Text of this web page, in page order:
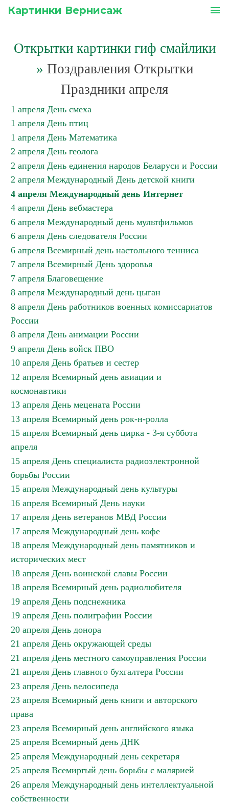
Картинки Вернисаж menu
Открытки картинки гиф смайлики
» Поздравления Открытки
Праздники апреля
1 апреля День смеха
1 апреля День птиц
1 апреля День Математика
2 апреля День геолога
2 апреля День единения народов Беларуси и России
2 апреля Международный День детской книги
4 апреля Международный день Интернет
4 апреля День вебмастера
6 апреля Международный день мультфильмов
6 апреля День следователя России
6 апреля Всемирный день настольного тенниса
7 апреля Всемирный День здоровья
7 апреля Благовещение
8 апреля Международный день цыган
8 апреля День работников военных комиссариатов
России
8 апреля День анимации России
9 апреля День войск ПВО
10 апреля День братьев и сестер
12 апреля Всемирный день авиации и
космонавтики
13 апреля День мецената России
13 апреля Всемирный день рок-н-ролла
15 апреля Всемирный день цирка - 3-я суббота
апреля
15 апреля День специалиста радиоэлектронной
борьбы России
15 апреля Международный день культуры
16 апреля Всемирный День науки
17 апреля День ветеранов МВД России
17 апреля Международный день кофе
18 апреля Международный день памятников и
исторических мест
18 апреля День воинской славы России
18 апреля Всемирный день радиолюбителя
19 апреля День подснежника
19 апреля День полиграфии России
20 апреля День донора
21 апреля День окружающей среды
21 апреля День местного самоуправления России
21 апреля День главного бухгалтера России
23 апреля День велосипеда
23 апреля Всемирный день книги и авторского
права
23 апреля Всемирный день английского языка
25 апреля Всемирный день ДНК
25 апреля Международный день секретаря
25 апреля Всемиргый день борьбы с малярией
26 апреля Международный день интеллектуальной
собственности